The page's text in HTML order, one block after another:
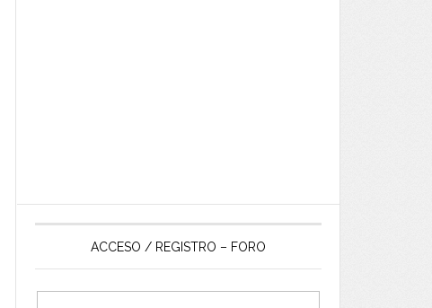
ACCESO / REGISTRO – FORO